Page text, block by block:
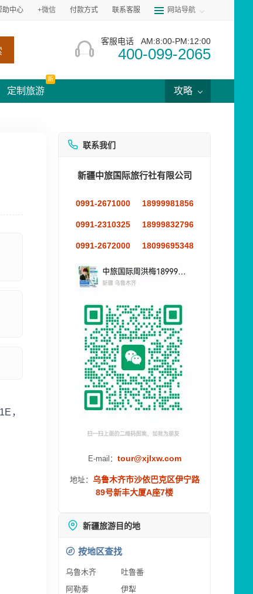
助中心 +微信 付款方式 联系客服 网站导航
客服电话 AM:8:00-PM:12:00
400-099-2065
定制旅游
新
攻略
，
联系我们
新疆中旅国际旅行社有限公司
0991-2671000 18999981856
0991-2310325 18999832796
0991-2672000 18099695348
E-mail： tour@xjlxw.com
地址： 乌鲁木齐市沙依巴克区伊宁路
89号新丰大厦A座7楼
新疆旅游目的地
按地区查找
乌鲁木齐
吐鲁番
阿勒泰
伊犁